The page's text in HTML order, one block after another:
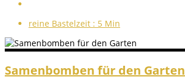
reine Bastelzeit : 5 Min
Samenbomben für den Garten